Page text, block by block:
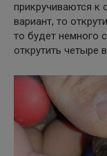
прикручиваются к
вариант, то
то будет немного
открутить четыре